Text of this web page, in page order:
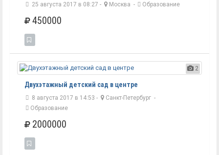
25 августа 2017 в 08:27 - Москва - Образование
450000
2
Двухэтажный детский сад в центре
8 августа 2017 в 14:53 - Санкт-Петербург -
Образование
2000000